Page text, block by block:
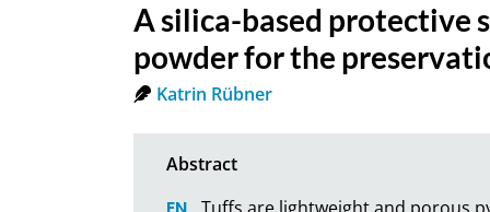
A silica-based protective
powder for the
Katrin Rübner